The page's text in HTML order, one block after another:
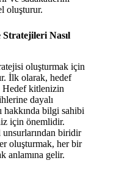
oluşturur.
Stratejileri Nasıl
oluşturmak için
İlk olarak, hedef
Hedef kitlenizin
dayalı
hakkında bilgi sahibi
için önemlidir.
biridir
oluşturmak, her bir
anlamına gelir.